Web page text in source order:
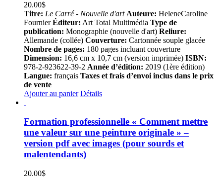
20.00$
Titre: Le Carré - Nouvelle d'art Auteure: HeleneCaroline
FournierÉditeur: Art Total Multimédia Type de
publication: Monographie (nouvelle d'art) Reliure:
Allemande (collée) Couverture: Cartonnée souple glacée
Nombre de pages: 180 pages incluant couverture
Dimension: 16,6 cm x 10,7 cm (version imprimée) ISBN:
978-2-923622-39-2 Année d’édition: 2019 (1ère édition)
Langue: français Taxes et frais d’envoi inclus dans le prix
de vente
Ajouter au panier Détails
Formation professionnelle « Comment mettre
une valeur sur une peinture originale » –
version pdf avec images (pour sourds et
malentendants)
20.00$